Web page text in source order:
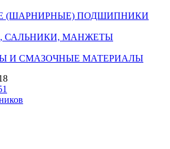
(ШАРНИРНЫЕ) ПОДШИПНИКИ
САЛЬНИКИ, МАНЖЕТЫ
И СМАЗОЧНЫЕ МАТЕРИАЛЫ